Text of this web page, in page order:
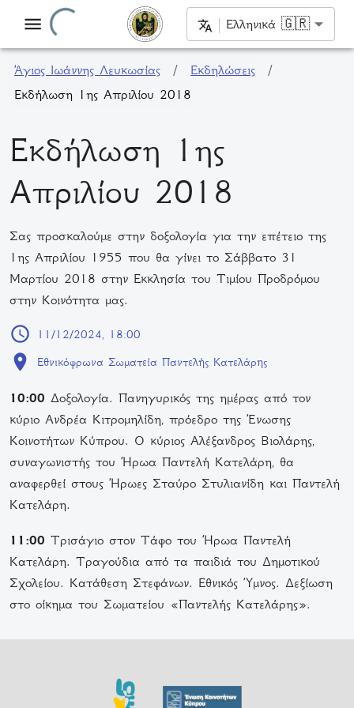
Ελληνικά 🇬🇷
Άγιος Ιωάννης Λευκωσίας / Εκδηλώσεις
/
Εκδήλωση 1ης Απριλίου 2018
Εκδήλωση 1ης
Απριλίου 2018
Σας προσκαλούμε στην δοξολογία για την επέτειο της
1ης Απριλίου 1955 που θα γίνει το Σάββατο 31
Μαρτίου 2018 στην Εκκλησία του Τιμίου Προδρόμου
στην Κοινότητα μας.
11/12/2024, 18:00
Εθνικόφρωνα Σωματεία Παντελής Κατελάρης
10:00 Δοξολογία. Πανηγυρικός της ημέρας από τον
κύριο Ανδρέα Κιτρομηλίδη, πρόεδρο της Ένωσης
Κοινοτήτων Κύπρου. Ο κύριος Αλέξανδρος Βιολάρης,
συναγωνιστής του Ήρωα Παντελή Κατελάρη, θα
αναφερθεί στους Ήρωες Σταύρο Στυλιανίδη και Παντελή
Κατελάρη.
11:00 Τρισάγιο στον Τάφο του Ήρωα Παντελή
Κατελάρη. Τραγούδια από τα παιδιά του Δημοτικού
Σχολείου. Κατάθεση Στεφάνων. Εθνικός Ύμνος. Δεξίωση
στο οίκημα του Σωματείου «Παντελής Κατελάρης».